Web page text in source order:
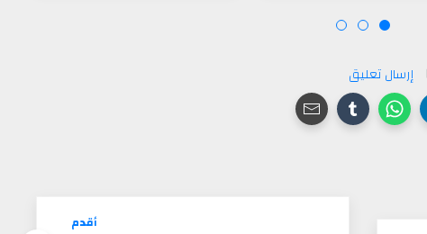
إرسال تعليق
أقدم